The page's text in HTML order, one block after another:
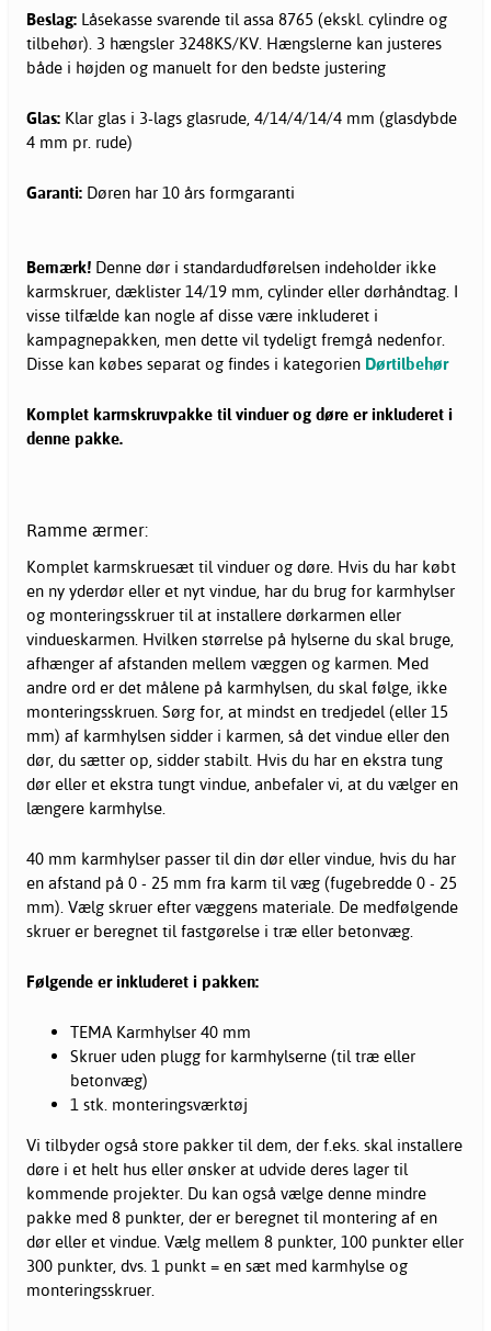
Beslag: Låsekasse svarende til assa 8765 (ekskl. cylindre og
tilbehør). 3 hængsler 3248KS/KV. Hængslerne kan justeres
både i højden og manuelt for den bedste justering
Glas: Klar glas i 3-lags glasrude, 4/14/4/14/4 mm (glasdybde
4 mm pr. rude)
Garanti: Døren har 10 års formgaranti
Bemærk! Denne dør i standardudførelsen indeholder ikke
karmskruer, dæklister 14/19 mm, cylinder eller dørhåndtag. I
visse tilfælde kan nogle af disse være inkluderet i
kampagnepakken, men dette vil tydeligt fremgå nedenfor.
Disse kan købes separat og findes i kategorien Dørtilbehør
Komplet karmskruvpakke til vinduer og døre er inkluderet i
denne pakke.
Ramme ærmer:
Komplet karmskruesæt til vinduer og døre. Hvis du har købt
en ny yderdør eller et nyt vindue, har du brug for karmhylser
og monteringsskruer til at installere dørkarmen eller
vindueskarmen. Hvilken størrelse på hylserne du skal bruge,
afhænger af afstanden mellem væggen og karmen. Med
andre ord er det målene på karmhylsen, du skal følge, ikke
monteringsskruen. Sørg for, at mindst en tredjedel (eller 15
mm) af karmhylsen sidder i karmen, så det vindue eller den
dør, du sætter op, sidder stabilt. Hvis du har en ekstra tung
dør eller et ekstra tungt vindue, anbefaler vi, at du vælger en
længere karmhylse.
40 mm karmhylser passer til din dør eller vindue, hvis du har
en afstand på 0 - 25 mm fra karm til væg (fugebredde 0 - 25
mm). Vælg skruer efter væggens materiale. De medfølgende
skruer er beregnet til fastgørelse i træ eller betonvæg.
Følgende er inkluderet i pakken:
TEMA Karmhylser 40 mm
Skruer uden plugg for karmhylserne (til træ eller
betonvæg)
1 stk. monteringsværktøj
Vi tilbyder også store pakker til dem, der f.eks. skal installere
døre i et helt hus eller ønsker at udvide deres lager til
kommende projekter. Du kan også vælge denne mindre
pakke med 8 punkter, der er beregnet til montering af en
dør eller et vindue. Vælg mellem 8 punkter, 100 punkter eller
300 punkter, dvs. 1 punkt = en sæt med karmhylse og
monteringsskruer.